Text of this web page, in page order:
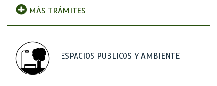
MÁS TRÁMITES
ESPACIOS PUBLICOS Y AMBIENTE